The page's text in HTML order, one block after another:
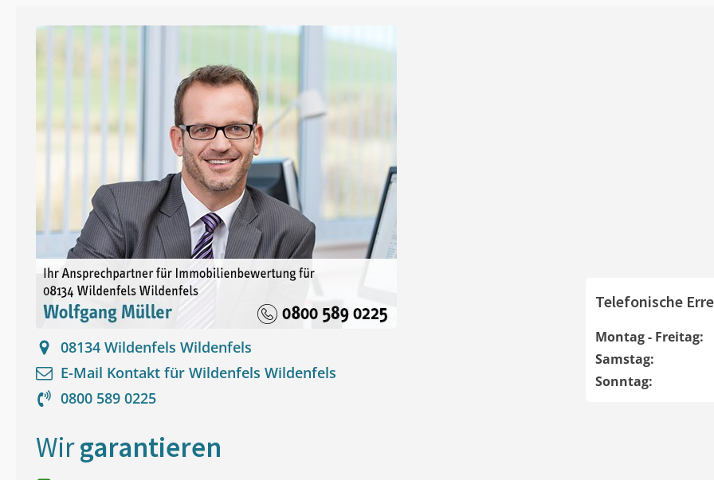
08134 Wildenfels Wildenfels
E-Mail Kontakt für Wildenfels Wildenfels
0800 589 0225
Telefonische
Montag - Freitag:
Samstag:
Sonntag:
Wirgarantieren